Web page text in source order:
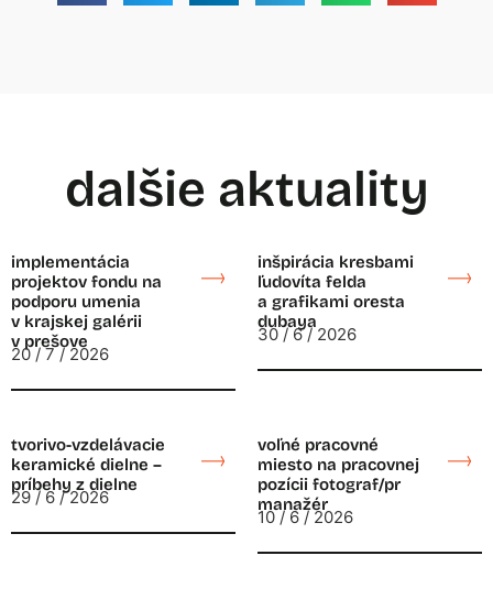
dalšie aktuality
implementácia
projektov fondu na
podporu umenia
v krajskej galérii
v prešove
20 / 7 / 2026
inšpirácia kresbami
ľudovíta felda
a grafikami oresta
dubaya
30 / 6 / 2026
tvorivo-vzdelávacie
keramické dielne –
príbehy z dielne
29 / 6 / 2026
voľné pracovné
miesto na pracovnej
pozícii fotograf/pr
manažér
10 / 6 / 2026